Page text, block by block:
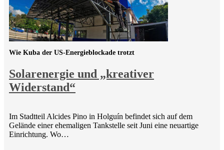
Solarenergie und „kreativer
Widerstand“
Wie Kuba der US-Energieblockade trotzt
Im Stadtteil Alcides Pino in Holguín befindet sich auf dem
Gelände einer ehemaligen Tankstelle seit Juni eine neuartige
Einrichtung. Wo…